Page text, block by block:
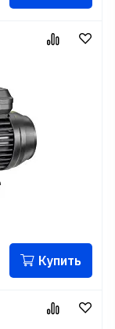
Купить